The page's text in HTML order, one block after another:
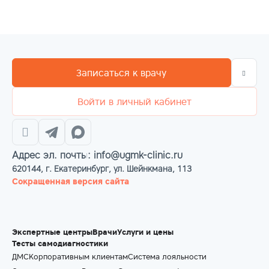
Записаться к врачу
Войти в личный кабинет
Адрес эл. почты: info@ugmk-clinic.ru
620144, г. Екатеринбург, ул. Шейнкмана, 113
Сокращенная версия сайта
Экспертные центрыВрачиУслуги и цены
Тесты самодиагностики
ДМСКорпоративным клиентамСистема лояльности